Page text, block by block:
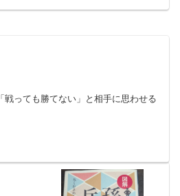
「戦っても勝てない」と相手に思わせる